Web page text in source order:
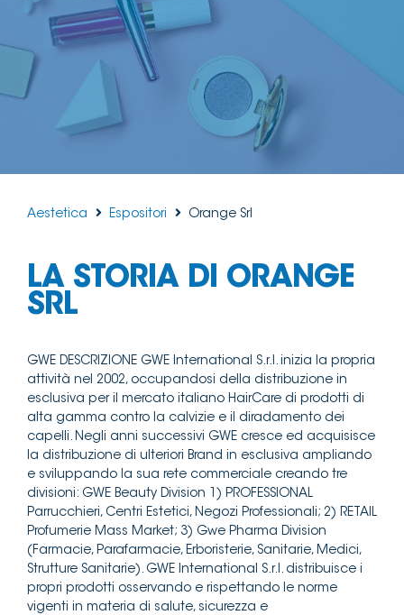
Aestetica Espositori Orange Srl
LA STORIA DI ORANGE
SRL
GWE DESCRIZIONE GWE International S.r.l. inizia la propria
attività nel 2002, occupandosi della distribuzione in
esclusiva per il mercato italiano HairCare di prodotti di
alta gamma contro la calvizie e il diradamento dei
capelli. Negli anni successivi GWE cresce ed acquisisce
la distribuzione di ulteriori Brand in esclusiva ampliando
e sviluppando la sua rete commerciale creando tre
divisioni: GWE Beauty Division 1) PROFESSIONAL
Parrucchieri, Centri Estetici, Negozi Professionali; 2) RETAIL
Profumerie Mass Market; 3) Gwe Pharma Division
(Farmacie, Parafarmacie, Erboristerie, Sanitarie, Medici,
Strutture Sanitarie). GWE International S.r.l. distribuisce i
propri prodotti osservando e rispettando le norme
vigenti in materia di salute, sicurezza e